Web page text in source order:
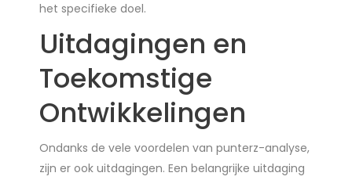
het specifieke doel.
Uitdagingen en
Toekomstige
Ontwikkelingen
Ondanks de vele voordelen van punterz-analyse,
zijn er ook uitdagingen. Een belangrijke uitdaging